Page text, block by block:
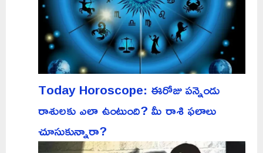
Today Horoscope: ఈరోజు పన్నెండు
రాశులకు ఎలా ఉంటుంది? మీ రాశి ఫలాలు
చూసుకున్నారా?